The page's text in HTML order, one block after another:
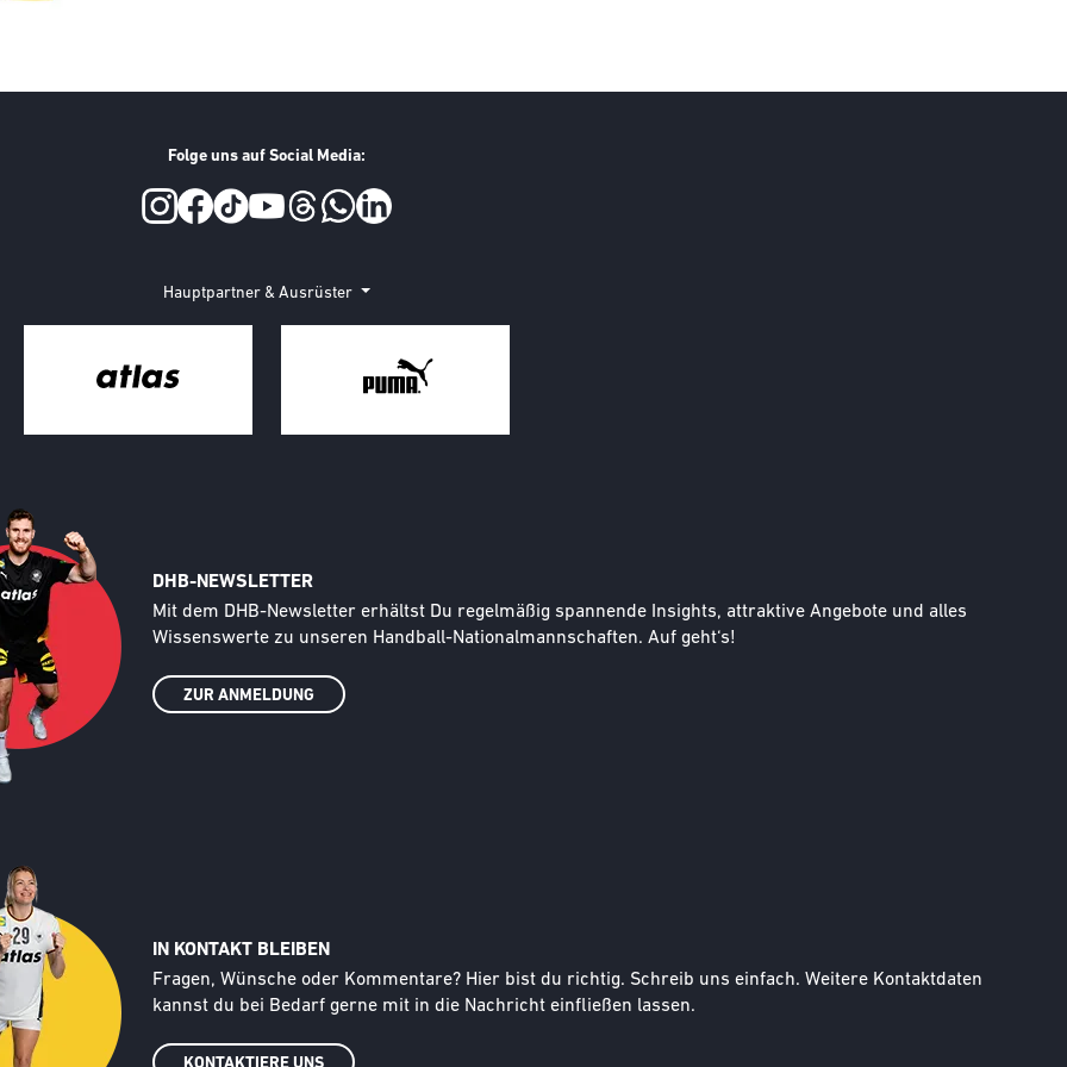
Folge uns auf Social Media:
Hauptpartner & Ausrüster
DHB-NEWSLETTER
Text
Mit dem DHB-Newsletter erhältst Du regelmäßig spannende Insights, attraktive Angebote und alles
Wissenswerte zu unseren Handball-Nationalmannschaften. Auf geht‘s!
ZUR ANMELDUNG
IN KONTAKT BLEIBEN
Text
Fragen, Wünsche oder Kommentare? Hier bist du richtig. Schreib uns einfach. Weitere Kontaktdaten
kannst du bei Bedarf gerne mit in die Nachricht einfließen lassen.